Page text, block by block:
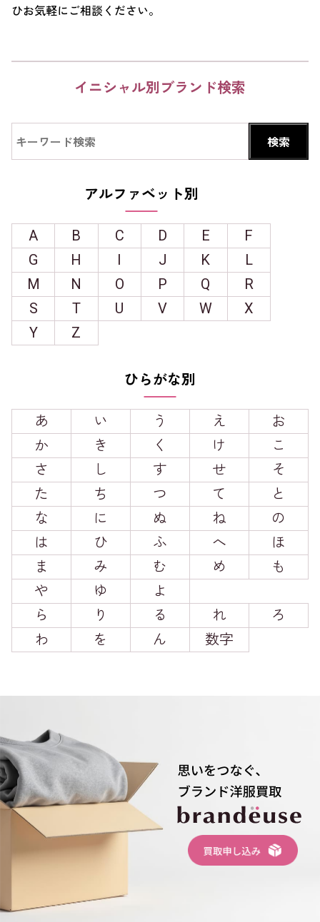
ひお気軽にご相談ください。
イニシャル別ブランド検索
アルファベット別
A B C D E
F
G
H I J K
L
M
N O P Q
R
S
T U V W
X
Y
Z
ひらがな別
あ い う え
お
か
き く け
こ
さ
し す せ
そ
た
ち つ て
と
な
に ぬ ね
の
は
ひ ふ へ
ほ
ま
み む め
も
や
ゆ
よ
ら
り る れ
ろ
わ
を ん 数字